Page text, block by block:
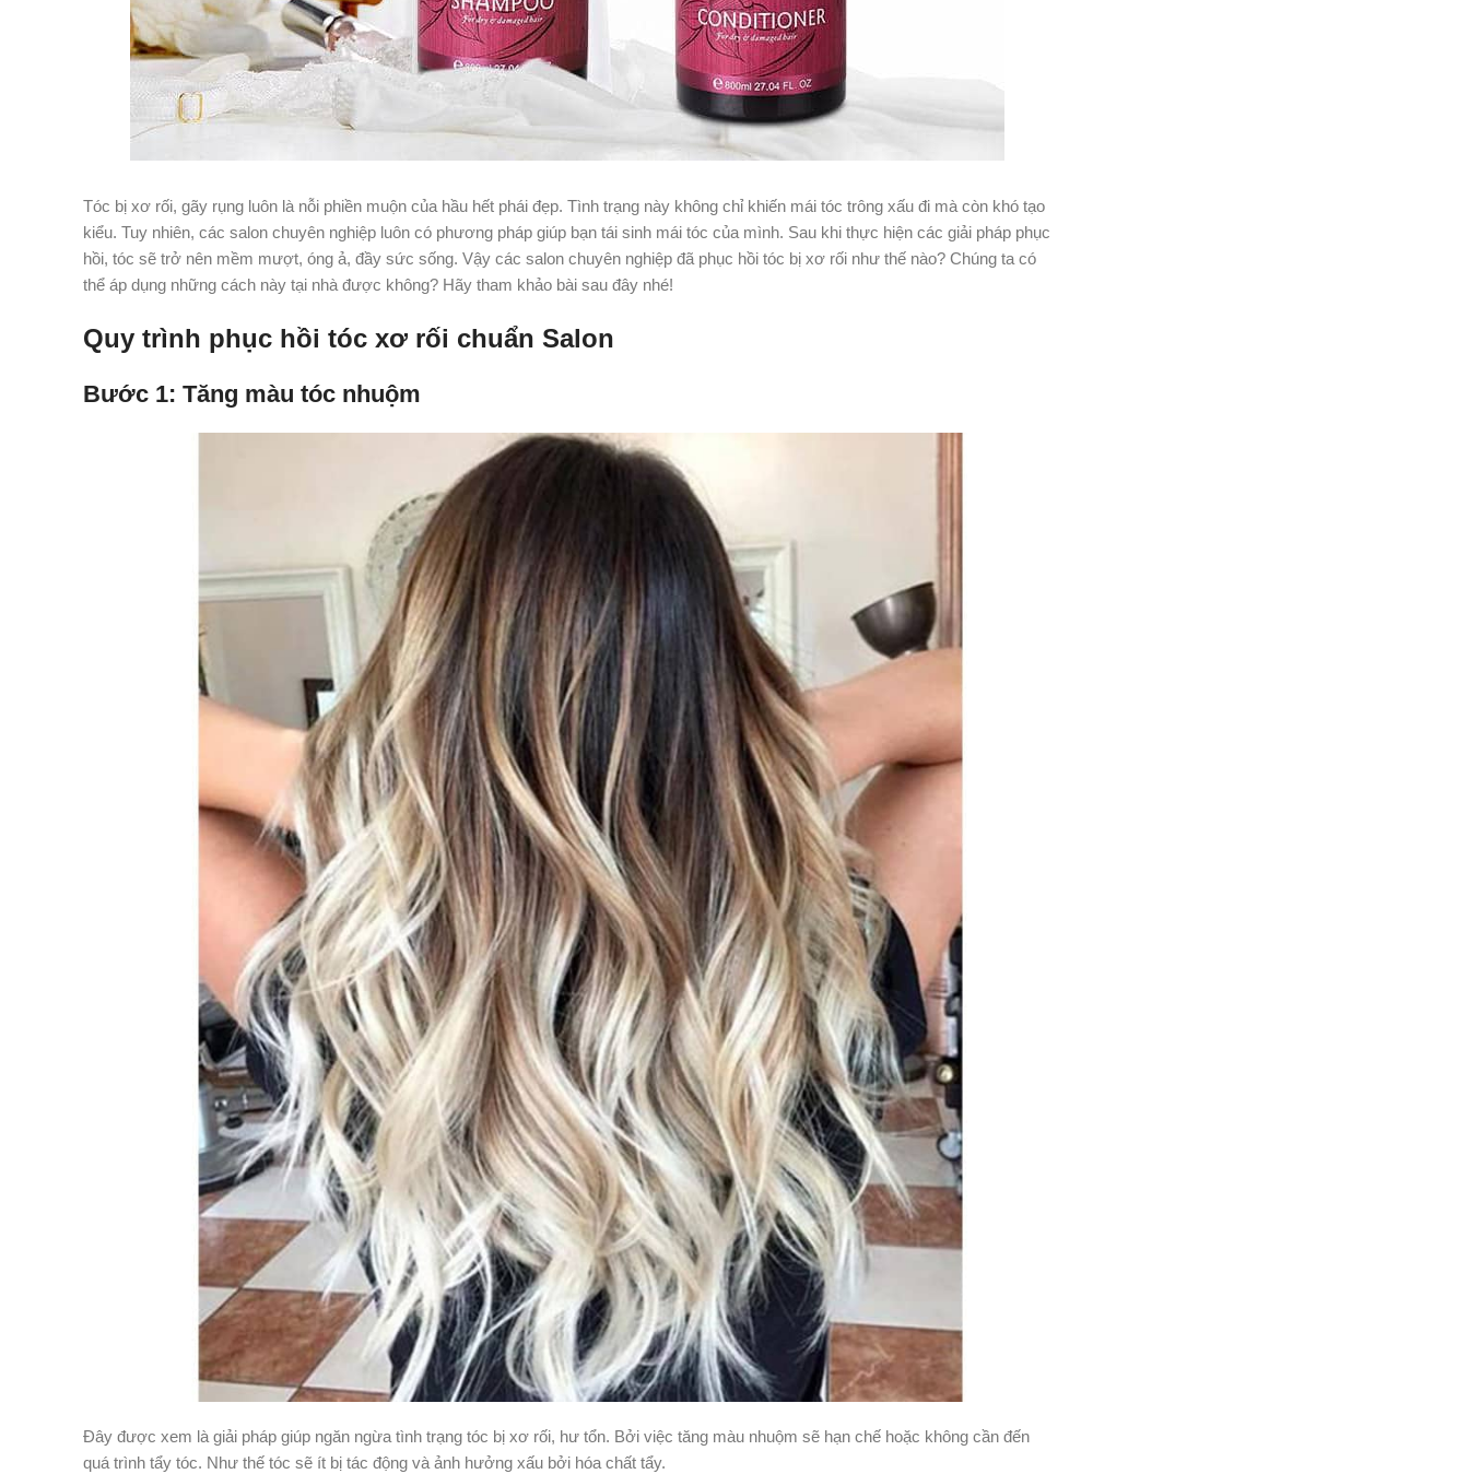
Tóc bị xơ rối, gãy rụng luôn là nỗi phiền muộn của hầu hết phái đẹp. Tình trạng này không chỉ khiến mái tóc trông xấu đi mà còn khó tạo
kiểu. Tuy nhiên, các salon chuyên nghiệp luôn có phương pháp giúp bạn tái sinh mái tóc của mình. Sau khi thực hiện các giải pháp phục
hồi, tóc sẽ trở nên mềm mượt, óng ả, đầy sức sống. Vậy các salon chuyên nghiệp đã phục hồi tóc bị xơ rối như thế nào? Chúng ta có
thể áp dụng những cách này tại nhà được không? Hãy tham khảo bài sau đây nhé!
Quy trình phục hồi tóc xơ rối chuẩn Salon
Bước 1: Tăng màu tóc nhuộm
Đây được xem là giải pháp giúp ngăn ngừa tình trạng tóc bị xơ rối, hư tổn. Bởi việc tăng màu nhuộm sẽ hạn chế hoặc không cần đến
quá trình tẩy tóc. Như thế tóc sẽ ít bị tác động và ảnh hưởng xấu bởi hóa chất tẩy.